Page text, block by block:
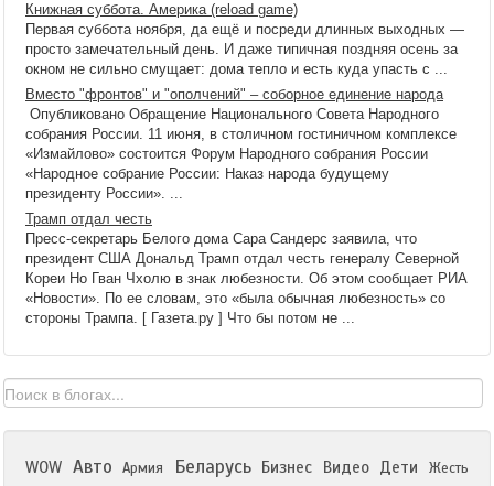
Книжная суббота. Америка (reload game)
Первая суббота ноября, да ещё и посреди длинных выходных —
просто замечательный день. И даже типичная поздняя осень за
окном не сильно смущает: дома тепло и есть куда упасть с ...
Вместо "фронтов" и "ополчений" – соборное единение народа
Опубликовано Обращение Национального Совета Народного
собрания России. 11 июня, в столичном гостиничном комплексе
«Измайлово» состоится Форум Народного собрания России
«Народное собрание России: Наказ народа будущему
президенту России». ...
Трамп отдал честь
Пресс-секретарь Белого дома Сара Сандерс заявила, что
президент США Дональд Трамп отдал честь генералу Северной
Кореи Но Гван Чхолю в знак любезности. Об этом сообщает РИА
«Новости». По ее словам, это «была обычная любезность» со
стороны Трампа. [ Газета.ру ] Что бы потом не ...
WOW Авто Армия Беларусь Бизнес Видео Дети
Жесть